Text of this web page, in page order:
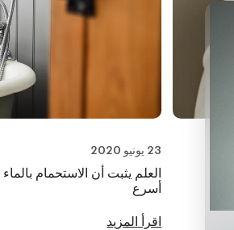
23 يونيو 2020
العلم يثبت أن الاستحمام
أسرع
اقرأ المزيد